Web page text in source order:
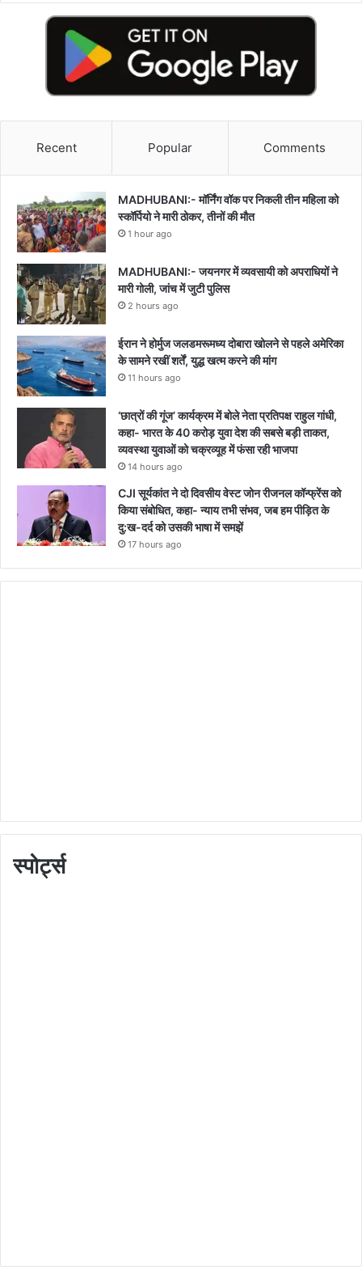
Recent Popular Comments
MADHUBANI:- मॉर्निंग वॉक पर निकली तीन महिला को
स्कॉर्पियो ने मारी ठोकर, तीनों की मौत
1 hour ago
MADHUBANI:- जयनगर में व्यवसायी को अपराधियों ने
मारी गोली, जांच में जुटी पुलिस
2 hours ago
ईरान ने होर्मुज जलडमरूमध्य दोबारा खोलने से पहले अमेरिका
के सामने रखीं शर्तें, युद्ध खत्म करने की मांग
11 hours ago
‘छात्रों की गूंज’ कार्यक्रम में बोले नेता प्रतिपक्ष राहुल गांधी,
कहा- भारत के 40 करोड़ युवा देश की सबसे बड़ी ताकत,
व्यवस्था युवाओं को चक्रव्यूह में फंसा रही भाजपा
14 hours ago
CJI सूर्यकांत ने दो दिवसीय वेस्ट जोन रीजनल कॉन्फ्रेंस को
किया संबोधित, कहा- न्याय तभी संभव, जब हम पीड़ित के
दु:ख-दर्द को उसकी भाषा में समझें
17 hours ago
स्पोर्ट्स